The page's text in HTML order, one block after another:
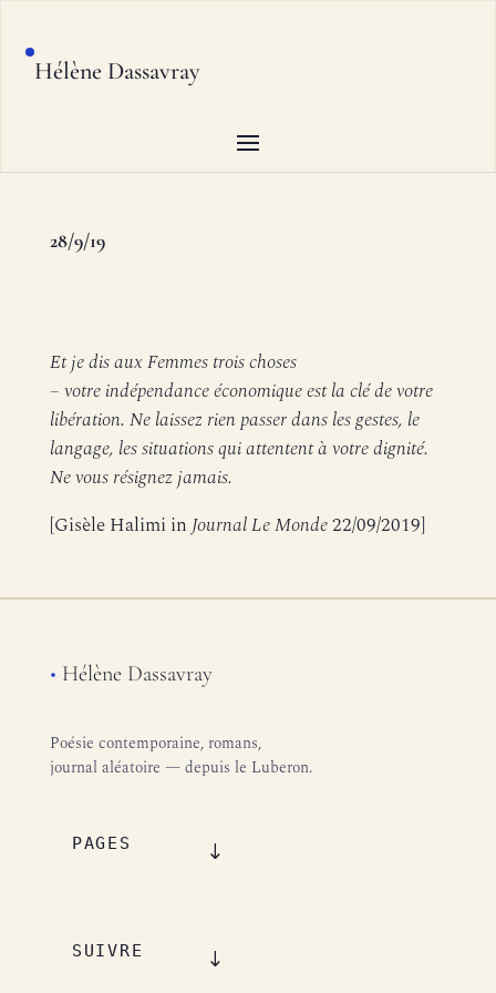
Hélène Dassavray
28/9/19
Et je dis aux Femmes trois choses
– votre indépendance économique est la clé de votre
libération. Ne laissez rien passer dans les gestes, le
langage, les situations qui attentent à votre dignité.
Ne vous résignez jamais.
[Gisèle Halimi in Journal Le Monde22/09/2019]
• Hélène Dassavray
Poésie contemporaine, romans,
journal aléatoire — depuis le Luberon.
PAGES
SUIVRE